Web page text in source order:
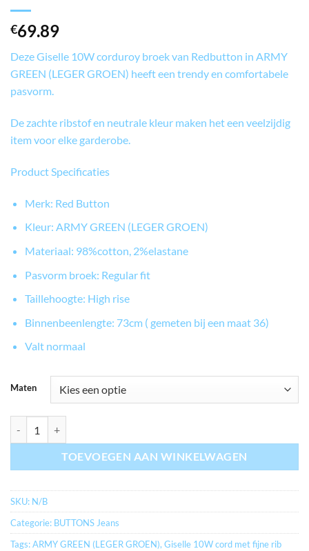
€69.89
Deze Giselle 10W corduroy broek van Redbutton in ARMY
GREEN (LEGER GROEN) heeft een trendy en comfortabele
pasvorm.
De zachte ribstof en neutrale kleur maken het een veelzijdig
item voor elke garderobe.
Product Specificaties
Merk: Red Button
Kleur: ARMY GREEN (LEGER GROEN)
Materiaal: 98%cotton, 2%elastane
Pasvorm broek: Regular fit
Taillehoogte: High rise
Binnenbeenlengte: 73cm ( gemeten bij een maat 36)
Valt normaal
Maten
TOEVOEGEN AAN WINKELWAGEN
SKU: N/B
Categorie: BUTTONS Jeans
Tags:ARMY GREEN (LEGER GROEN), Giselle 10W cord met fijne rib